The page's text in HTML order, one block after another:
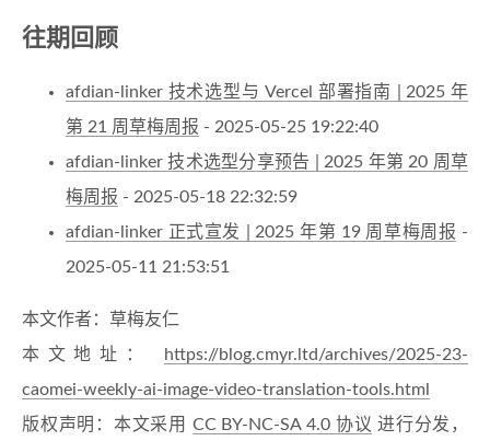
往期回顾
afdian-linker 技术选型与 Vercel 部署指南 | 2025 年
第 21 周草梅周报 - 2025-05-25 19:22:40
afdian-linker 技术选型分享预告 | 2025 年第 20 周草
梅周报 - 2025-05-18 22:32:59
afdian-linker 正式宣发 | 2025 年第 19 周草梅周报 -
2025-05-11 21:53:51
本文作者：草梅友仁
本文地址：
https://blog.cmyr.ltd/archives/2025-23-
caomei-weekly-ai-image-video-translation-tools.html
版权声明：本文采用 CC BY-NC-SA 4.0 协议 进行分发，